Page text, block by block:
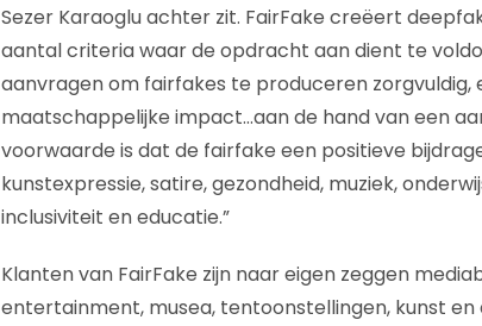
Sezer Karaoglu achter zit. FairFake creëert
aantal criteria waar de opdracht aan dient te
aanvragen om fairfakes te produceren zorgvuldig,
maatschappelijke impact…aan de hand van een
voorwaarde is dat de fairfake een positieve
kunstexpressie, satire, gezondheid, muziek,
inclusiviteit en educatie.”
Klanten van FairFake zijn naar eigen zeggen
entertainment, musea, tentoonstellingen, kunst